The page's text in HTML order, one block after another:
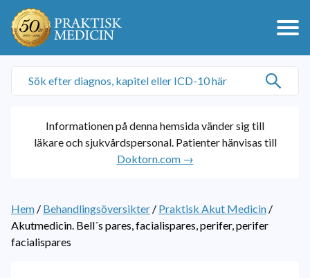
Informationen på denna hemsida vänder sig till
läkare och sjukvårdspersonal. Patienter hänvisas till
Doktorn.com →
Hem / Behandlingsöversikter / Praktisk Akut Medicin /
Akutmedicin. Bell´s pares, facialispares, perifer, perifer
facialispares